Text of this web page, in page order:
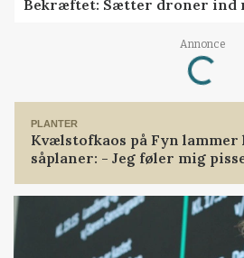
Bekræftet: Sætter droner ind
Annonce
Loading...
PLANTER
Kvælstofkaos på Fyn
såplaner: - Jeg føler mig